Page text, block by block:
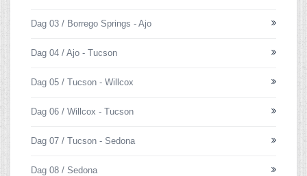
Dag 03 / Borrego Springs - Ajo
Dag 04 / Ajo - Tucson
Dag 05 / Tucson - Willcox
Dag 06 / Willcox - Tucson
Dag 07 / Tucson - Sedona
Dag 08 / Sedona